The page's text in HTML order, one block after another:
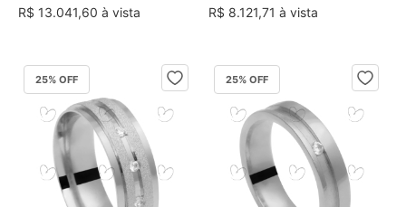
R$ 13.041,60 à vista R$ 8.121,71 à vista
25% OFF 25% OFF